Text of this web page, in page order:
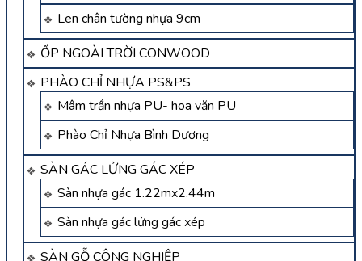
Len chân tường nhựa 9cm
ỐP NGOÀI TRỜI CONWOOD
PHÀO CHỈ NHỰA PS&PS
Mâm trần nhựa PU- hoa văn PU
Phào Chỉ Nhựa Bình Dương
SÀN GÁC LỬNG GÁC XÉP
Sàn nhựa gác 1.22mx2.44m
Sàn nhựa gác lửng gác xép
SÀN GỖ CÔNG NGHIỆP